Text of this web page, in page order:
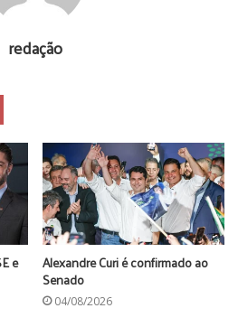
redação
e Alexandre Curi é confirmado ao
Senado
04/08/2026